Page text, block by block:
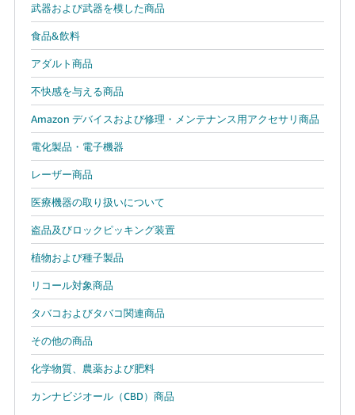
武器および武器を模した商品
食品&飲料
アダルト商品
不快感を与える商品
Amazon デバイスおよび修理・メンテナンス用アクセサリ商品
電化製品・電子機器
レーザー商品
医療機器の取り扱いについて
盗品及びロックピッキング装置
植物および種子製品
リコール対象商品
タバコおよびタバコ関連商品
その他の商品
化学物質、農薬および肥料
カンナビジオール（CBD）商品